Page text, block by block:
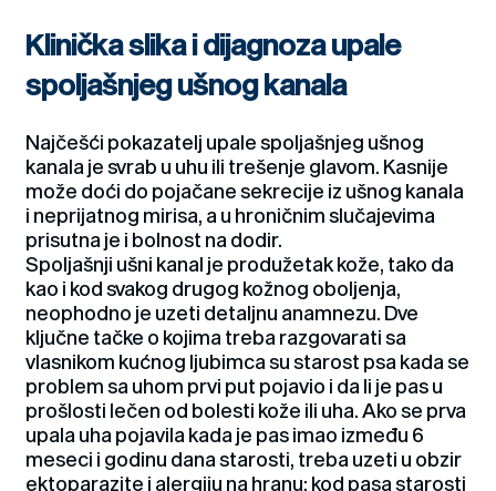
Klinička slika i dijagnoza upale
spoljašnjeg ušnog kanala
Najčešći pokazatelj upale spoljašnjeg ušnog
kanala je svrab u uhu ili trešenje glavom. Kasnije
može doći do pojačane sekrecije iz ušnog kanala
i neprijatnog mirisa, a u hroničnim slučajevima
prisutna je i bolnost na dodir.
Spoljašnji ušni kanal je produžetak kože, tako da
kao i kod svakog drugog kožnog oboljenja,
neophodno je uzeti detaljnu anamnezu. Dve
ključne tačke o kojima treba razgovarati sa
vlasnikom kućnog ljubimca su starost psa kada se
problem sa uhom prvi put pojavio i da li je pas u
prošlosti lečen od bolesti kože ili uha. Ako se prva
upala uha pojavila kada je pas imao između 6
meseci i godinu dana starosti, treba uzeti u obzir
ektoparazite i alergiju na hranu; kod pasa starosti